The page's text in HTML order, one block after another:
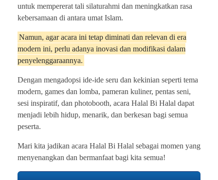
untuk mempererat tali silaturahmi dan meningkatkan rasa
kebersamaan di antara umat Islam.
Namun, agar acara ini tetap diminati dan relevan di era
modern ini, perlu adanya inovasi dan modifikasi dalam
penyelenggaraannya.
Dengan mengadopsi ide-ide seru dan kekinian seperti tema
modern, games dan lomba, pameran kuliner, pentas seni,
sesi inspiratif, dan photobooth, acara Halal Bi Halal dapat
menjadi lebih hidup, menarik, dan berkesan bagi semua
peserta.
Mari kita jadikan acara Halal Bi Halal sebagai momen yang
menyenangkan dan bermanfaat bagi kita semua!